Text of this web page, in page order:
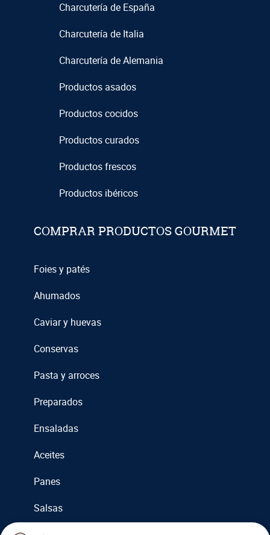
Charcutería de España
Charcutería de Italia
Charcutería de Alemania
Productos asados
Productos cocidos
Productos curados
Productos frescos
Productos ibéricos
COMPRAR PRODUCTOS GOURMET
Foies y patés
Ahumados
Caviar y huevas
Conservas
Pasta y arroces
Preparados
Ensaladas
Aceites
Panes
Salsas